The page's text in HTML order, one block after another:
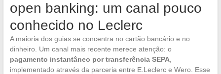
open banking: um canal pouco
conhecido no Leclerc
A maioria dos guias se concentra no cartão bancário e no
dinheiro. Um canal mais recente merece atenção: o
pagamento instantâneo por transferência SEPA,
implementado através da parceria entre E.Leclerc e Wero. Esse